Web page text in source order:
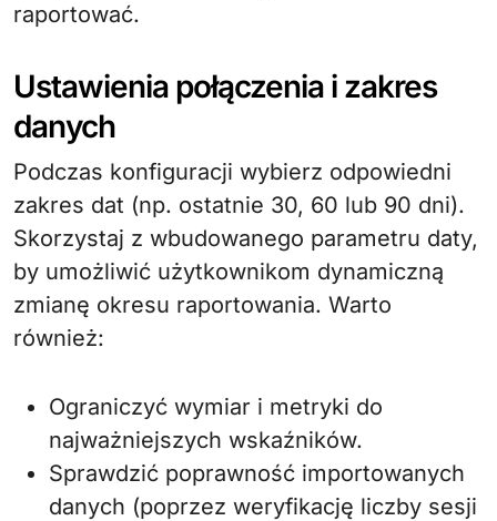
raportować.
Ustawienia połączenia i zakres
danych
Podczas konfiguracji wybierz odpowiedni
zakres dat (np. ostatnie 30, 60 lub 90 dni).
Skorzystaj z wbudowanego parametru daty,
by umożliwić użytkownikom dynamiczną
zmianę okresu raportowania. Warto
również:
Ograniczyć wymiar i metryki do
najważniejszych wskaźników.
Sprawdzić poprawność importowanych
danych (poprzez weryfikację liczby sesji